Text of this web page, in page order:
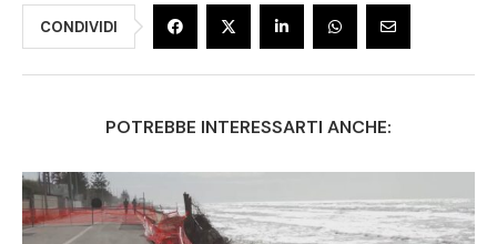
CONDIVIDI
POTREBBE INTERESSARTI ANCHE: